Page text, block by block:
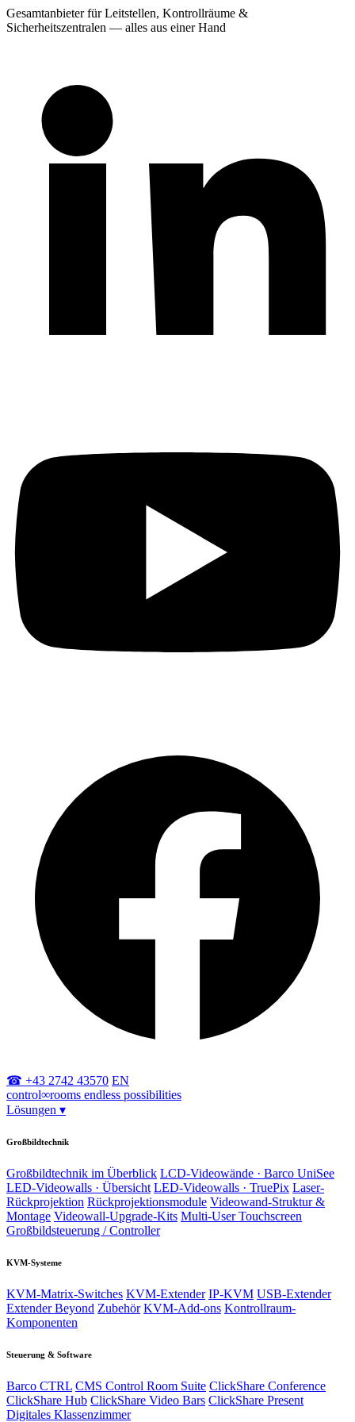
Gesamtanbieter für Leitstellen, Kontrollräume &
Sicherheitszentralen — alles aus einer Hand
☎ +43 2742 43570 EN
control∞rooms endless possibilities
Lösungen ▾
Großbildtechnik
Großbildtechnik im Überblick LCD-Videowände · Barco UniSee
LED-Videowalls · Übersicht LED-Videowalls · TruePix Laser-
Rückprojektion Rückprojektionsmodule Videowand-Struktur &
Montage Videowall-Upgrade-Kits Multi-User Touchscreen
Großbildsteuerung / Controller
KVM-Systeme
KVM-Matrix-Switches KVM-Extender IP-KVM USB-Extender
Extender Beyond Zubehör KVM-Add-ons Kontrollraum-
Komponenten
Steuerung & Software
Barco CTRL CMS Control Room Suite ClickShare Conference
ClickShare Hub ClickShare Video Bars ClickShare Present
Digitales Klassenzimmer